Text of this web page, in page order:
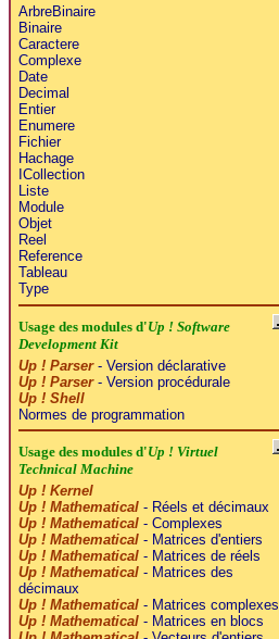
ArbreBinaire
Binaire
Caractere
Complexe
Date
Decimal
Entier
Enumere
Fichier
Hachage
ICollection
Liste
Module
Objet
Reel
Reference
Tableau
Type
Usage des modules d'Up ! Software
Development Kit
Up ! Parser- Version déclarative
Up ! Parser- Version procédurale
Up ! Shell
Normes de programmation
Usage des modules d'Up ! Virtuel
Technical Machine
Up ! Kernel
Up ! Mathematical- Réels et décimaux
Up ! Mathematical- Complexes
Up ! Mathematical- Matrices d'entiers
Up ! Mathematical- Matrices de réels
Up ! Mathematical- Matrices des
décimaux
Up ! Mathematical- Matrices complexes
Up ! Mathematical- Matrices en blocs